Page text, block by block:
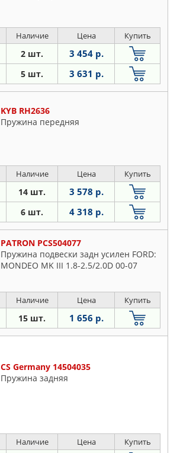
Наличие Цена Купить
2 шт. 3 454 р.
5 шт. 3 631 р.
KYB RH2636
Пружина передняя
Наличие Цена Купить
14 шт. 3 578 р.
6 шт. 4 318 р.
PATRON PCS504077
Пружина подвески задн усилен FORD:
MONDEO MK III 1.8-2.5/2.0D 00-07
Наличие Цена Купить
15 шт. 1 656 р.
CS Germany 14504035
Пружина задняя
Наличие Цена Купить